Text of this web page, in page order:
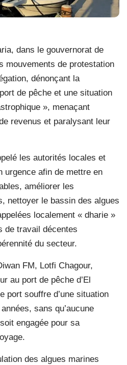
dans le gouvernorat de
mouvements de protestation
dénonçant la
de pêche et une situation
», menaçant
revenus et paralysant leur
les autorités locales et
urgence afin de mettre en
améliorer les
nettoyer le bassin des algues
localement « dharie »
de travail décentes
du secteur.
FM, Lotfi Chagour,
au port de pêche d’El
port souffre d’une situation
sans qu’aucune
engagée pour sa
des algues marines